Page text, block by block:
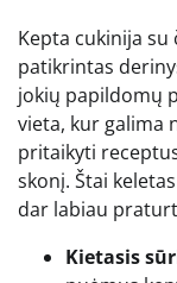
Kepta cukinija su
patikrintas
jokių papildomų
vieta, kur galima
pritaikyti
skonį. Štai
dar labiau
Kietasis